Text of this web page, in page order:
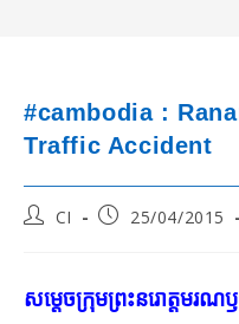
#cambodia :
Traffic Accident
PostCI
Post25/04/2015
សម្ដេចក្រុមព្រះនរោត្ដមរណឫ